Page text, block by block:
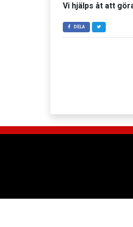
Vi hjälps åt att
DELA